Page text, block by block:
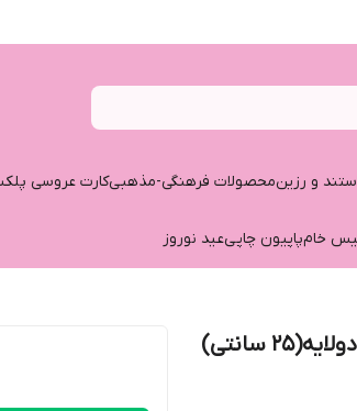
و رزینمحصولات فرهنگی-مذهبیکارت عروسی
خامپاپیون چاپیعید نوروز
سانتی)